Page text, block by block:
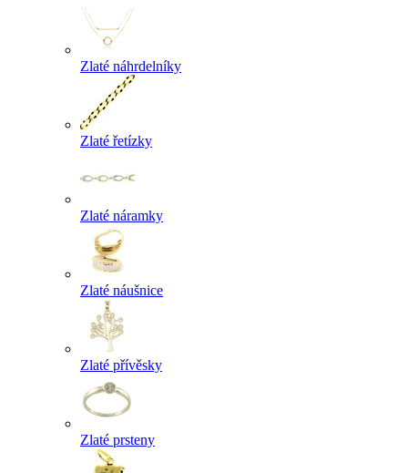
Zlaté náhrdelníky
Zlaté řetízky
Zlaté náramky
Zlaté náušnice
Zlaté přívěsky
Zlaté prsteny